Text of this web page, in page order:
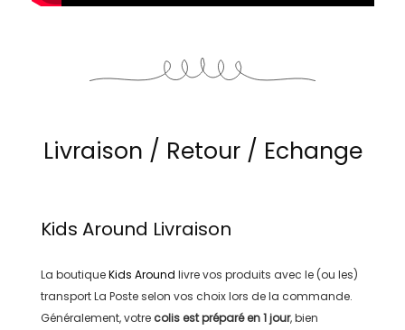
Livraison / Retour / Echange
Kids Around Livraison
La boutiqueKids Around livre vos produits avec le (ou les)
transportLa Posteselon vos choix lors de la commande.
Généralement, votre colis est préparé en1 jour, bien